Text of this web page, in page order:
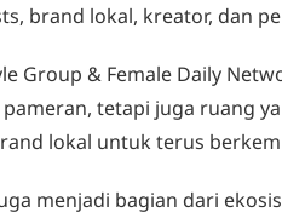
brand lokal, kreator, dan
Group & Female Daily
tetapi juga ruang
lokal untuk terus
menjadi bagian dari